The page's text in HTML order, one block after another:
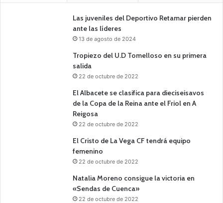
Las juveniles del Deportivo Retamar pierden
ante las líderes
13 de agosto de 2024
Tropiezo del U.D Tomelloso en su primera
salida
22 de octubre de 2022
El Albacete se clasifica para dieciseisavos
de la Copa de la Reina ante el Friol en A
Reigosa
22 de octubre de 2022
El Cristo de La Vega CF tendrá equipo
femenino
22 de octubre de 2022
Natalia Moreno consigue la victoria en
«Sendas de Cuenca»
22 de octubre de 2022